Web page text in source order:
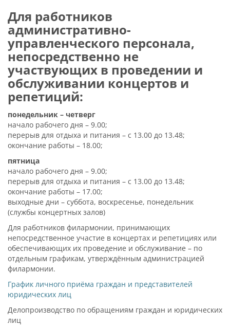
Для работников
административно-
управленческого персонала,
непосредственно не
участвующих в проведении и
обслуживании концертов и
репетиций:
понедельник – четверг
начало рабочего дня – 9.00;
перерыв для отдыха и питания – с 13.00 до 13.48;
окончание работы – 18.00;
пятница
начало рабочего дня – 9.00;
перерыв для отдыха и питания – с 13.00 до 13.48;
окончание работы – 17.00;
выходные дни – суббота, воскресенье, понедельник
(службы концертных залов)
Для работников филармонии, принимающих
непосредственное участие в концертах и репетициях или
обеспечивающих их проведение и обслуживание – по
отдельным графикам, утверждённым администрацией
филармонии.
График личного приёма граждан и представителей
юридических лиц
Делопроизводство по обращениям граждан и юридических
лиц